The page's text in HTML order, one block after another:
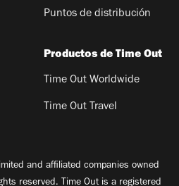
Puntos de distribución
Productos de Time Out
Time Out Worldwide
Time Out Travel
and affiliated companies owned
reserved. Time Out is a registered